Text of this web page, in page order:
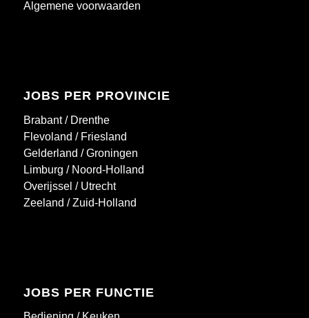
Algemene voorwaarden
JOBS PER PROVINCIE
Brabant/ Drenthe
Flevoland / Friesland
Gelderland /Groningen
Limburg / Noord-Holland
Overijssel / Utrecht
Zeeland /Zuid-Holland
JOBS PER FUNCTIE